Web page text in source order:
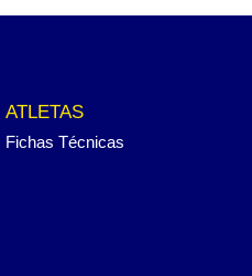
ATLETAS
Fichas Técnicas